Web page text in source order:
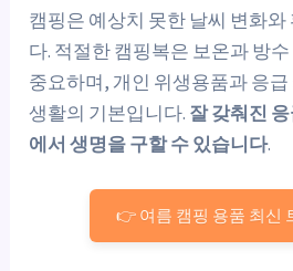
캠핑은 예상치 못한 날씨 변화
다. 적절한 캠핑복은 보온과 방
중요하며, 개인 위생용품과 응
생활의 기본입니다. 잘 갖춰진
에서 생명을 구할 수 있습니다.
👉 여름 캠핑 용품 최신